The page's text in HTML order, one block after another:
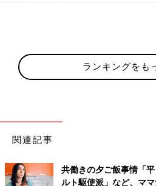
ランキングをも
関連記事
共働きの夕ご飯事情「
ルト駆使派」など、マ